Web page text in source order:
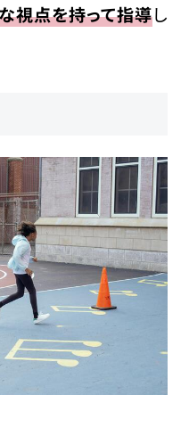
視点を持って指導し